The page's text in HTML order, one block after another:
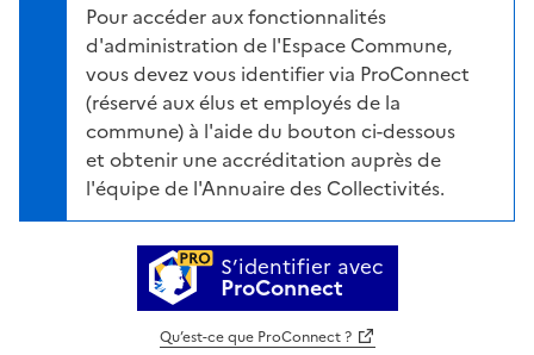
Pour accéder aux fonctionnalités
d'administration de l'Espace Commune,
vous devez vous identifier via ProConnect
(réservé aux élus et employés de la
commune) à l'aide du bouton ci-dessous
et obtenir une accréditation auprès de
l'équipe de l'Annuaire des Collectivités.
S’identifier avec
ProConnect
Qu’est-ce que ProConnect ?